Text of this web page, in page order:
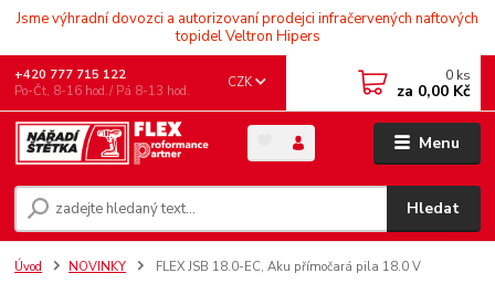
Jsme výhradní dovozci a autorizovaní prodejci infračervených naftových
topidel Veltron Hipers
Menu
CZK
Hledat
+420 777 715 122
Po-Čt, 8-16 hod./ Pá 8-13 hod.
0 ks
za 0,00 Kč
Úvod NOVINKY FLEX JSB 18.0-EC, Aku přímočará pila 18.0 V